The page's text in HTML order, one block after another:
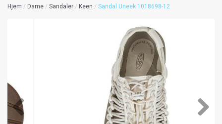
Hjem Dame Sandaler Keen Sandal Uneek 1018698-12